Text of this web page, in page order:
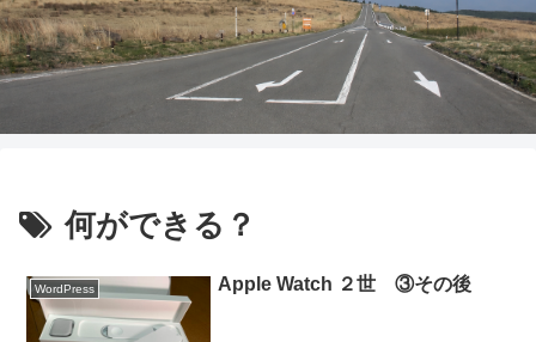
何ができる？
WordPress Apple Watch ２世 ③その後